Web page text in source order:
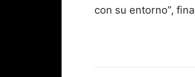
con su entorno”,